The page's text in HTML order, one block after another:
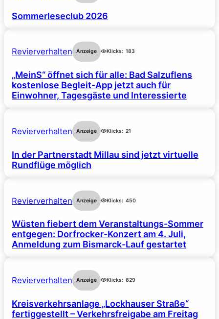
Sommerleseclub 2026
Revierverhalten Anzeige Klicks: 183
„MeinS“ öffnet sich für alle: Bad Salzuflens
kostenlose Begleit-App jetzt auch für
Einwohner, Tagesgäste und Interessierte
Revierverhalten Anzeige Klicks: 21
In der Partnerstadt Millau sind jetzt virtuelle
Rundflüge möglich
Revierverhalten Anzeige Klicks: 450
Wüsten fiebert dem Veranstaltungs-Sommer
entgegen: Dorfrocker-Konzert am 4. Juli,
Anmeldung zum Bismarck-Lauf gestartet
Revierverhalten Anzeige Klicks: 629
Kreisverkehrsanlage „Lockhauser Straße“
fertiggestellt – Verkehrsfreigabe am Freitag